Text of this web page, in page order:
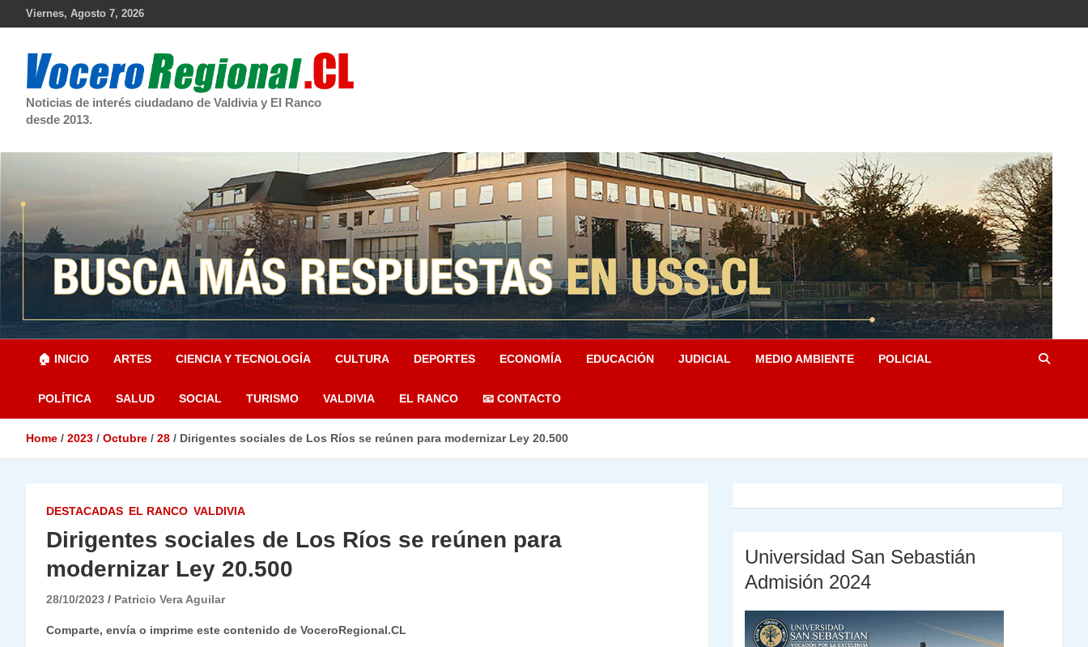
Viernes, Agosto 7, 2026
Noticias de interés ciudadano de Valdivia y El Ranco
desde 2013.
🏠 INICIO ARTES CIENCIA Y TECNOLOGÍA CULTURA DEPORTES ECONOMÍA EDUCACIÓN JUDICIAL MEDIO AMBIENTE POLICIAL
POLÍTICA SALUD SOCIAL TURISMO VALDIVIA EL RANCO 📧 CONTACTO
Home 2023 Octubre 28 Dirigentes sociales de Los Ríos se reúnen para modernizar Ley 20.500
DESTACADAS EL RANCO VALDIVIA
Dirigentes sociales de Los Ríos se reúnen para
modernizar Ley 20.500
28/10/2023 Patricio Vera Aguilar
Comparte, envía o imprime este contenido de VoceroRegional.CL
Universidad San Sebastián
Admisión 2024